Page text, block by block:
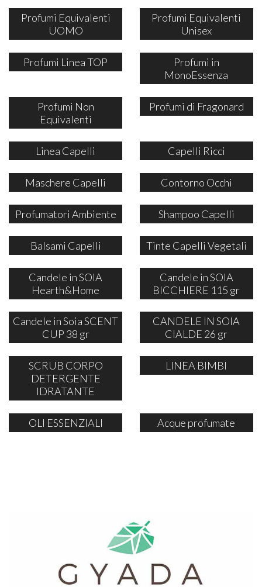
Profumi Equivalenti
UOMO
Profumi Equivalenti
Unisex
Profumi Linea TOP
Profumi in
MonoEssenza
Profumi Non
Equivalenti
Profumi di Fragonard
Linea Capelli Capelli Ricci
Maschere Capelli Contorno Occhi
Profumatori Ambiente Shampoo Capelli
Balsami Capelli Tinte Capelli Vegetali
Candele in SOIA
Hearth&Home
Candele in SOIA
BICCHIERE 115 gr
Candele in Soia SCENT
CUP 38 gr
CANDELE IN SOIA
CIALDE 26 gr
SCRUB CORPO
DETERGENTE
IDRATANTE
LINEA BIMBI
OLI ESSENZIALI Acque profumate